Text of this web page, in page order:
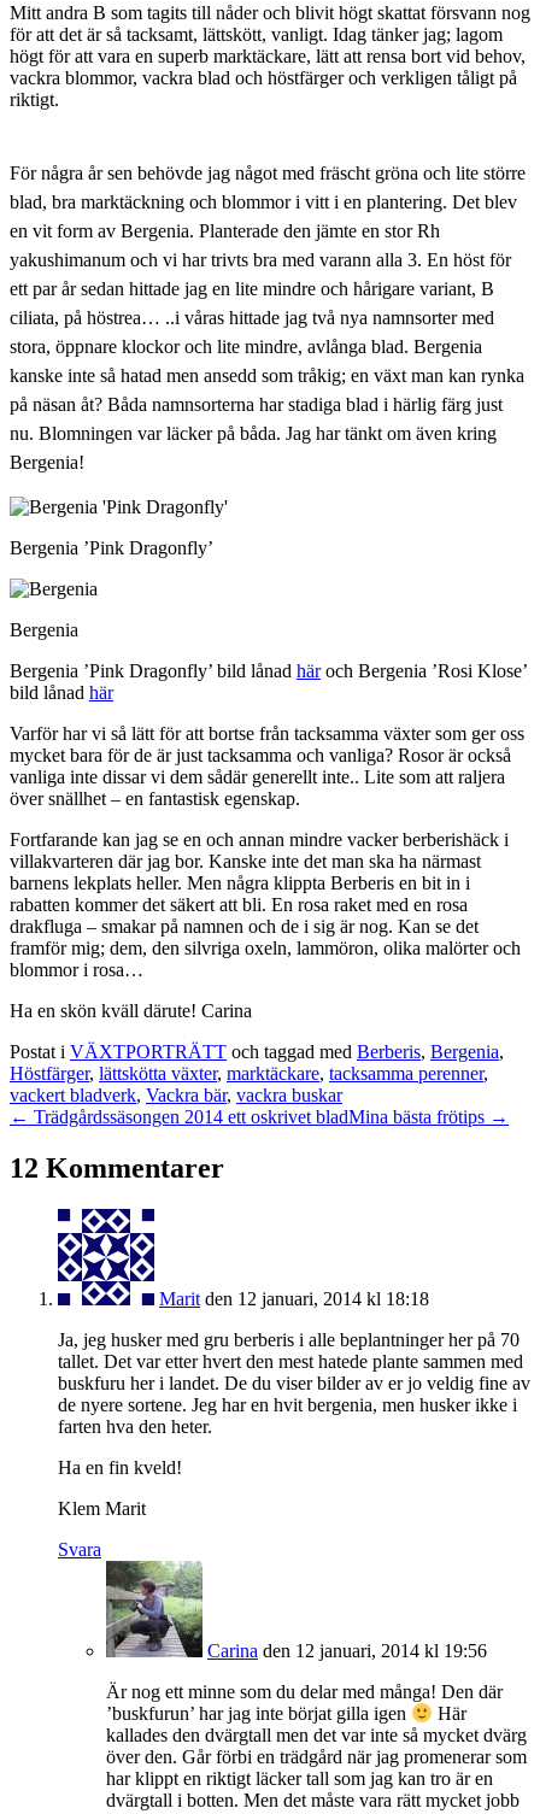
Mitt andra B som tagits till nåder och blivit högt skattat försvann nog
för att det är så tacksamt, lättskött, vanligt. Idag tänker jag; lagom
högt för att vara en superb marktäckare, lätt att rensa bort vid behov,
vackra blommor, vackra blad och höstfärger och verkligen tåligt på
riktigt.
För några år sen behövde jag något med fräscht gröna och lite större
blad, bra marktäckning och blommor i vitt i en plantering. Det blev
en vit form av Bergenia. Planterade den jämte en stor Rh
yakushimanum och vi har trivts bra med varann alla 3. En höst för
ett par år sedan hittade jag en lite mindre och hårigare variant, B
ciliata, på höstrea… ..i våras hittade jag två nya namnsorter med
stora, öppnare klockor och lite mindre, avlånga blad. Bergenia
kanske inte så hatad men ansedd som tråkig; en växt man kan rynka
på näsan åt? Båda namnsorterna har stadiga blad i härlig färg just
nu. Blomningen var läcker på båda. Jag har tänkt om även kring
Bergenia!
Bergenia ’Pink Dragonfly’
Bergenia
Bergenia ’Pink Dragonfly’ bild lånad häroch Bergenia ’Rosi Klose’
bild lånad här
Varför har vi så lätt för att bortse från tacksamma växter som ger oss
mycket bara för de är just tacksamma och vanliga? Rosor är också
vanliga inte dissar vi dem sådär generellt inte.. Lite som att raljera
över snällhet – en fantastisk egenskap.
Fortfarande kan jag se en och annan mindre vacker berberishäck i
villakvarteren där jag bor. Kanske inte det man ska ha närmast
barnens lekplats heller. Men några klippta Berberis en bit in i
rabatten kommer det säkert att bli. En rosa raket med en rosa
drakfluga – smakar på namnen och de i sig är nog. Kan se det
framför mig; dem, den silvriga oxeln, lammöron, olika malörter och
blommor i rosa…
Ha en skön kväll därute! Carina
Postat i VÄXTPORTRÄTT och taggad med Berberis, Bergenia,
Höstfärger, lättskötta växter, marktäckare, tacksamma perenner,
vackert bladverk, Vackra bär, vackra buskar
← Trädgårdssäsongen 2014 ett oskrivet bladMina bästa frötips →
12 Kommentarer
Marit den 12 januari, 2014 kl 18:18
Ja, jeg husker med gru berberis i alle beplantninger her på 70
tallet. Det var etter hvert den mest hatede plante sammen med
buskfuru her i landet. De du viser bilder av er jo veldig fine av
de nyere sortene. Jeg har en hvit bergenia, men husker ikke i
farten hva den heter.
Ha en fin kveld!
Klem Marit
Svara
Carina den 12 januari, 2014 kl 19:56
Är nog ett minne som du delar med många! Den där
’buskfurun’ har jag inte börjat gilla igen
Här
kallades den dvärgtall men det var inte så mycket dvärg
över den. Går förbi en trädgård när jag promenerar som
har klippt en riktigt läcker tall som jag kan tro är en
dvärgtall i botten. Men det måste vara rätt mycket jobb